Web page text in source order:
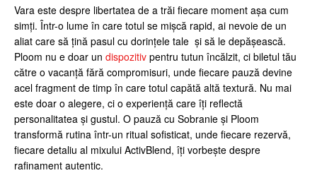
Vara este despre libertatea de a trăi fiecare moment așa cum
simți. Într-o lume în care totul se mișcă rapid, ai nevoie de un
aliat care să țină pasul cu dorințele tale și să le depășească.
Ploom nu e doar un dispozitiv pentru tutun încălzit, ci biletul tău
către o vacanță fără compromisuri, unde fiecare pauză devine
acel fragment de timp în care totul capătă altă textură. Nu mai
este doar o alegere, ci o experiență care îți reflectă
personalitatea și gustul. O pauză cu Sobranie și Ploom
transformă rutina într-un ritual sofisticat, unde fiecare rezervă,
fiecare detaliu al mixului ActivBlend, îți vorbește despre
rafinament autentic.